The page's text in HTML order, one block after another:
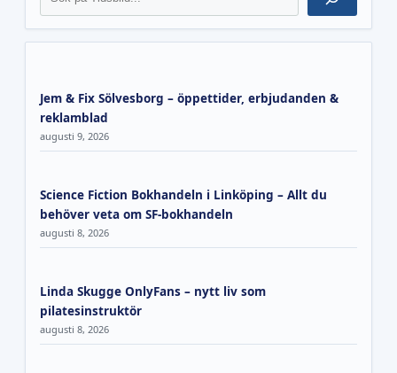
Jem & Fix Sölvesborg – öppettider, erbjudanden &
reklamblad
augusti 9, 2026
Science Fiction Bokhandeln i Linköping – Allt du
behöver veta om SF-bokhandeln
augusti 8, 2026
Linda Skugge OnlyFans – nytt liv som
pilatesinstruktör
augusti 8, 2026